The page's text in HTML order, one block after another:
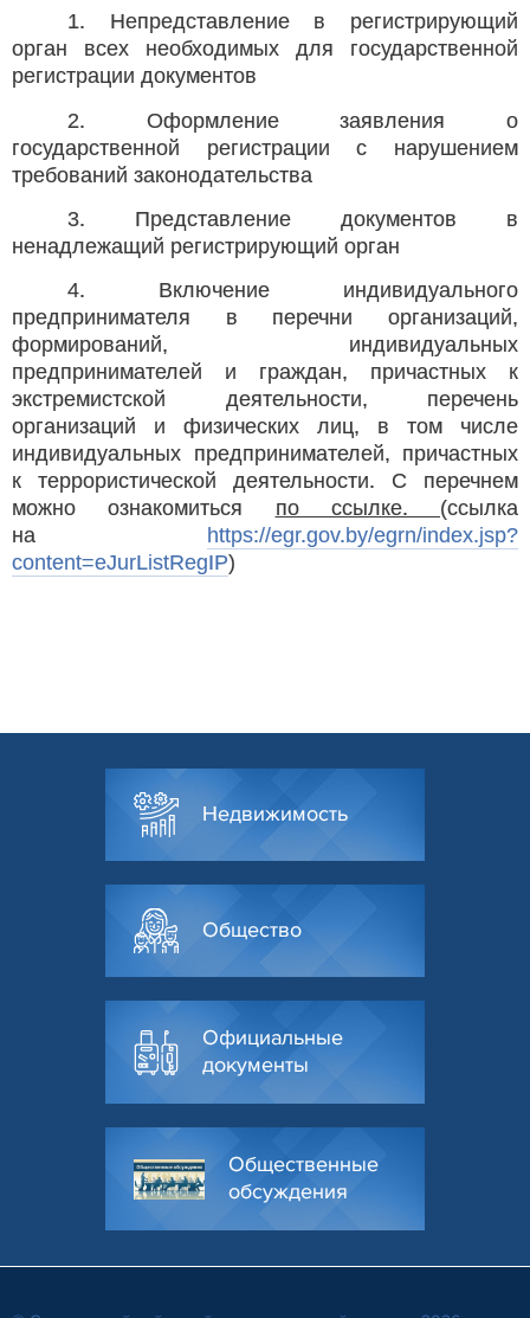
1. Непредставление в регистрирующий
орган всех необходимых для государственной
регистрации документов
2. Оформление заявления о
государственной регистрации с нарушением
требований законодательства
3. Представление документов в
ненадлежащий регистрирующий орган
4. Включение индивидуального
предпринимателя в перечни организаций,
формирований, индивидуальных
предпринимателей и граждан, причастных к
экстремистской деятельности, перечень
организаций и физических лиц, в том числе
индивидуальных предпринимателей, причастных
к террористической деятельности. С перечнем
можно ознакомиться по ссылке. (ссылка
на https://egr.gov.by/egrn/index.jsp?
content=eJurListRegIP)
Недвижимость
Общество
Официальные
документы
Общественные
обсуждения